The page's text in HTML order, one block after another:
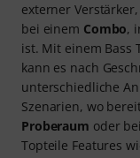
externer
bei einem Combo,
ist. Mit einem Bass
kann es nach
unterschiedliche
Szenarien, wo
Proberaum oder bei
Topteile Features